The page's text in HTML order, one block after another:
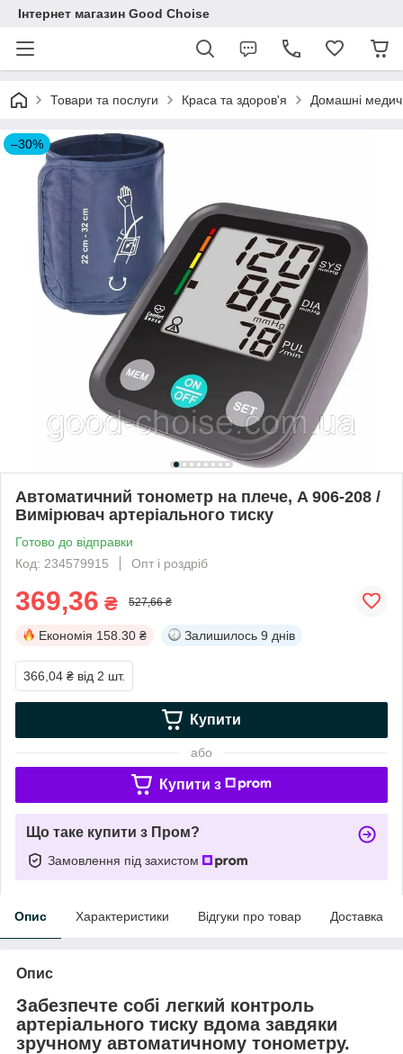
Інтернет магазин Good Choise
Товари та послуги Краса та здоров'я Домашні
–30%
Автоматичний тонометр на плече, A 906-208 /
Вимірювач артеріального тиску
Готово до відправки
Код: 234579915
Опт і роздріб
369,36 ₴ 527,66 ₴
Економія 158.30 ₴ Залишилось 9 днів
366,04 ₴ від 2 шт.
Купити
або
Купити з
Що таке купити з Пром?
Замовлення під захистом
Опис Характеристики Відгуки про товар Доставка
Опис
Забезпечте собі легкий контроль
артеріального тиску вдома завдяки
зручному автоматичному тонометру.